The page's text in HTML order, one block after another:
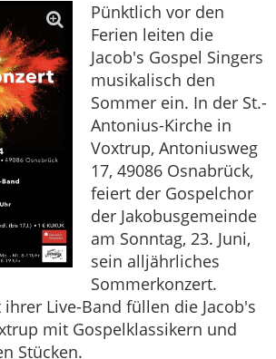
Pünktlich vor den
Ferien leiten die
Jacob's Gospel Singers
musikalisch den
Sommer ein. In der St.-
Antonius-Kirche in
Voxtrup, Antoniusweg
17, 49086 Osnabrück,
feiert der Gospelchor
der Jakobusgemeinde
am Sonntag, 23. Juni,
sein alljährliches
Sommerkonzert.
Live-Band füllen die Jacob's
mit Gospelklassikern und
Stücken.